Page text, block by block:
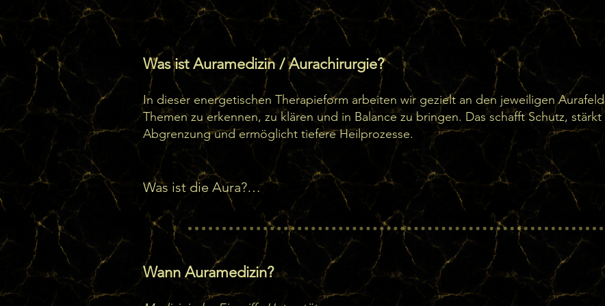
Was ist Auramedizin / Aurachirurgie?
In dieser energetischen Therapieform arbeiten wir gezielt an den jeweiligen
Themen zu erkennen, zu klären und in Balance zu bringen. Das schafft Schutz,
Abgrenzung und ermöglicht tiefere Heilprozesse.
Was ist die Aura?
Die Aura ist das feinstoffliche Energiefeld, das den menschlichen Körper
Sie besteht aus mehreren Schichten, die direkt mit unseren physischen,
spirituellen Ebenen verbunden sind. Alle Schichten beeinflussen sich
Wann Auramedizin?